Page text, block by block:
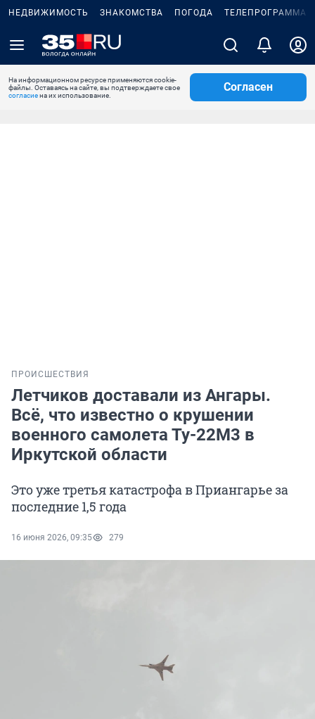
НЕДВИЖИМОСТЬ ЗНАКОМСТВА ПОГОДА ТЕЛЕПРОГРАММА
На информационном ресурсе применяются cookie-
файлы. Оставаясь на сайте, вы подтверждаете свое
согласиена их использование.
Согласен
ПРОИСШЕСТВИЯ
Летчиков доставали из Ангары.
Всё, что известно о крушении
военного самолета Ту-22М3 в
Иркутской области
Это уже третья катастрофа в Приангарье за
последние 1,5 года
16 июня 2026, 09:35 279